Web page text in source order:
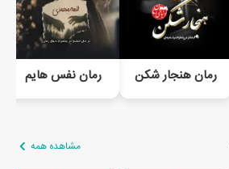
رمان هنجار شکن رمان نفس هایم
مشاهده همه